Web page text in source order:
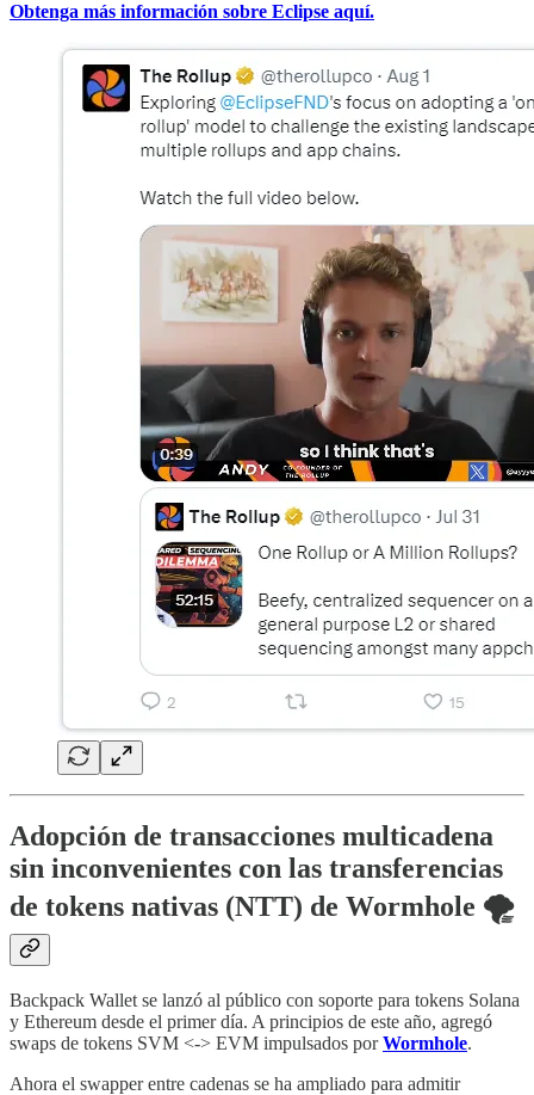
Obtenga más información sobre Eclipse aquí.
Adopción de transacciones multicadena
sin inconvenientes con las transferencias
de tokens nativas (NTT) de Wormhole 🌪️
Backpack Wallet se lanzó al público con soporte para tokens Solana
y Ethereum desde el primer día. A principios de este año, agregó
swaps de tokens SVM <-> EVM impulsados ​​porWormhole.
Ahora el swapper entre cadenas se ha ampliado para admitir